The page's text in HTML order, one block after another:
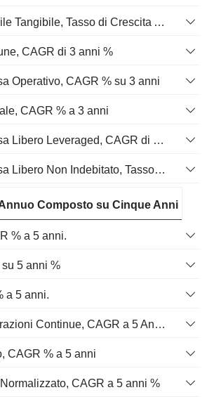
Valore Contabile Tangibile, Tasso di Crescita Annuo Composto su 3 anni %
CAGR di 3 anni %
Operativo, CAGR % su 3 anni
CAGR % a 3 anni
Flusso di Cassa Libero Leveraged, CAGR di 3 Anni %
Flusso di Cassa Libero Non Indebitato, Tasso di Crescita Annuo Composto su 3 Anni %
Composto su Cinque Anni
% a 5 anni.
5 anni %
a 5 anni.
Utili dalle Operazioni Continue, CAGR a 5 Anni %
CAGR % a 5 anni
CAGR a 5 anni %